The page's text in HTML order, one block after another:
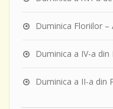
Duminica Floriilor –
Duminica a IV-a
Duminica a II-a din